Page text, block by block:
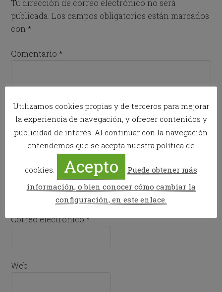
Tu dirección de correo electrónico no será
publicada. Los campos obligatorios están marcados
con*
Comentario*
Nombre*
Correo electrónico*
Web
Utilizamos cookies propias y de terceros para mejorar
la experiencia de navegación, y ofrecer contenidos y
publicidad de interés. Al continuar con la navegación
entendemos que se acepta nuestra política de
cookies. Acepto
Puede obtener más
información, o bien conocer cómo cambiar la
configuración, en este enlace.